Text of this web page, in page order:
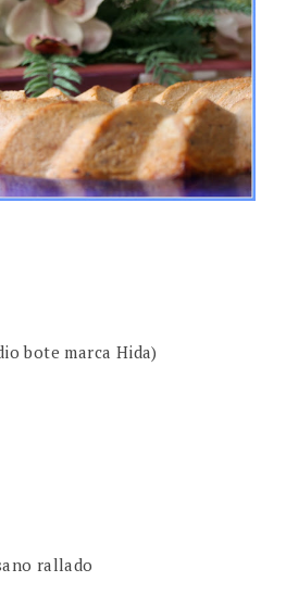
bote marca Hida)
rallado